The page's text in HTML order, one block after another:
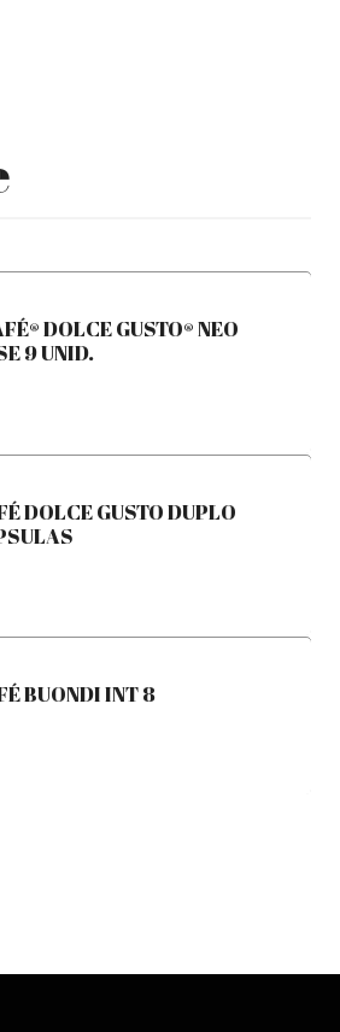
DOLCE GUSTO® NEO
9 UNID.
DOLCE GUSTO DUPLO
BUONDI INT 8